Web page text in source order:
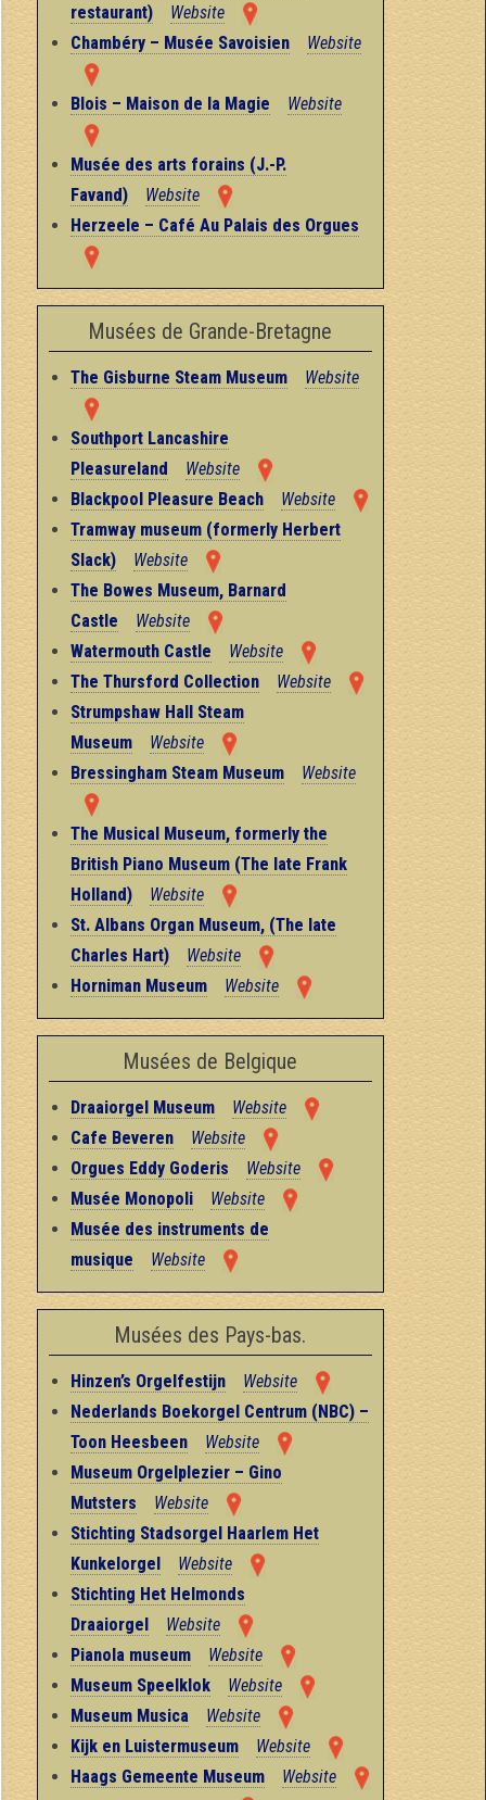
restaurant)
Website
Chambéry – Musée Savoisien
Website
Blois – Maison de la Magie Website
Musée des arts forains (J.-P.
Favand)
Website
Herzeele – Café Au Palais des Orgues
Musées de Grande-Bretagne
The Gisburne Steam Museum Website
Southport Lancashire
Pleasureland
Website
Blackpool Pleasure Beach
Website
Tramway museum (formerly Herbert
Slack)
Website
The Bowes Museum, Barnard
Castle
Website
Watermouth Castle
Website
The Thursford Collection
Website
Strumpshaw Hall Steam
Museum
Website
Bressingham Steam Museum
Website
The Musical Museum, formerly the
British Piano Museum (The late Frank
Holland)
Website
St. Albans Organ Museum, (The late
Charles Hart)
Website
Horniman Museum
Website
Musées de Belgique
Draaiorgel Museum
Website
Cafe Beveren
Website
Orgues Eddy Goderis
Website
Musée Monopoli
Website
Musée des instruments de
musique
Website
Musées des Pays-bas.
Hinzen’s Orgelfestijn
Website
Nederlands Boekorgel Centrum (NBC) –
Toon Heesbeen
Website
Museum Orgelplezier – Gino
Mutsters
Website
Stichting Stadsorgel Haarlem Het
Kunkelorgel
Website
Stichting Het Helmonds
Draaiorgel
Website
Pianola museum
Website
Museum Speelklok
Website
Museum Musica
Website
Kijk en Luistermuseum
Website
Haags Gemeente Museum
Website